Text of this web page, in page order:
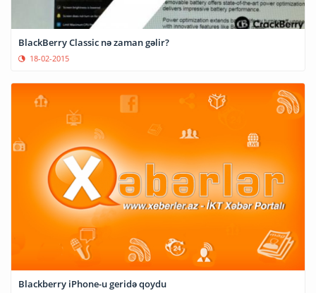
BlackBerry Classic nə zaman gəlir?
18-02-2015
Blackberry iPhone-u geridə qoydu